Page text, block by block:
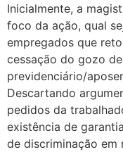
Inicialmente, a
foco da ação, qual
empregados que
cessação do gozo
previdenciário/
Descartando
pedidos da
existência de
de discriminação em